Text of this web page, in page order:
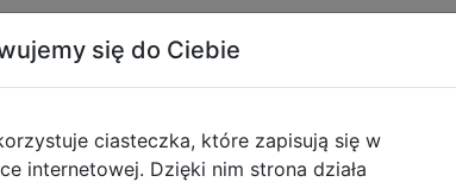
Opinie o produkcie
się do Ciebie
ciasteczka, które zapisują się w
internetowej. Dzięki nim strona działa